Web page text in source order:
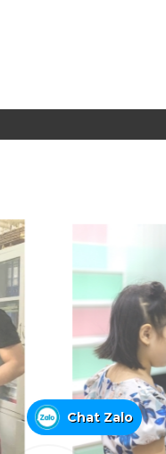
Chat Zalo